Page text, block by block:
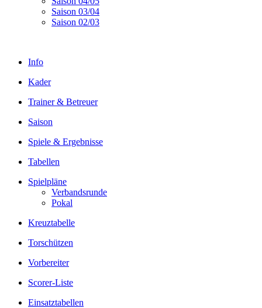
Saison 03/04
Saison 02/03
Info
Kader
Trainer & Betreuer
Saison
Spiele & Ergebnisse
Tabellen
Spielpläne
Verbandsrunde
Pokal
Kreuztabelle
Torschützen
Vorbereiter
Scorer-Liste
Einsatztabellen